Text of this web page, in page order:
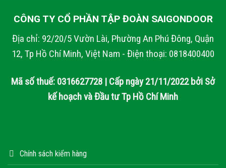
CÔNG TY CỔ PHẦN TẬP ĐOÀN SAIGONDOOR
Địa chỉ: 92/20/5 Vườn Lài, Phường An Phú Đông, Quận
12, Tp Hồ Chí Minh, Việt Nam - Điện thoại: 0818400400
Mã số thuế: 0316627728 | Cấp ngày 21/11/2022 bởi Sở
kế hoạch và Đầu tư Tp Hồ Chí Minh
Chính sách kiểm hàng